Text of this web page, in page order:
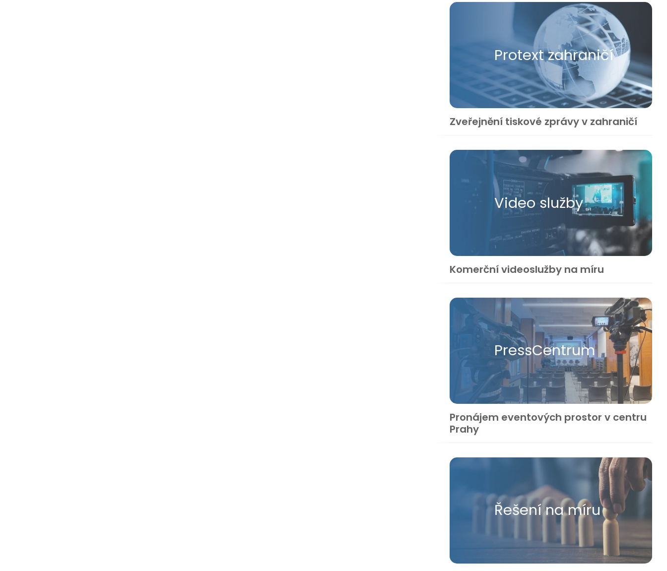
Protext zahraničí
Zveřejnění tiskové zprávy v zahraničí
Video služby
Komerční videoslužby na míru
Press​Centrum
Pronájem eventových prostor v centru
Prahy
Řešení na míru